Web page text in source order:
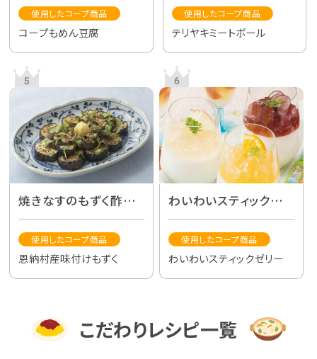
使用したコープ商品
コープもめん豆腐
使用したコープ商品
テリヤキミートボール
焼きなすのもずく酢和
え
使用したコープ商品
恩納村産味付けもずく
わいわいスティックゼリ
ーの牛乳かん
使用したコープ商品
わいわいスティックゼリー
こだわりレシピ一覧